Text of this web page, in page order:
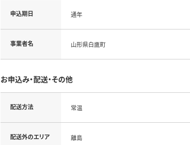
申込期日 通年
事業者名 山形県白鷹町
お申込み・配送・その他
配送方法 常温
配送外のエリア 離島